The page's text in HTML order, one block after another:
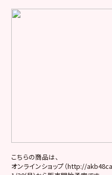
こちらの商品は、
オンラインショップ（http://